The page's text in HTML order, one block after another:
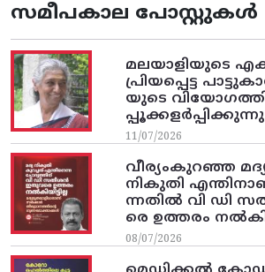
സമീപകാല പോസ്റ്റുകൾ
മലയാളിയുടെ
പ്രിയപ്പെട്ട
യുടെ
പ്പൂക്കളർപ്പിക്കുന്നു
11/07/2026
വീര്യംകുറഞ്ഞ
നികുതി
ന്നതിൽ വി ഡി
രെ ഉത്തരം
08/07/2026